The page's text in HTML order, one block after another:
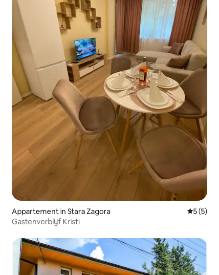
Appartement in Stara Zagora
5 (5)
Gastenverblijf Kristi